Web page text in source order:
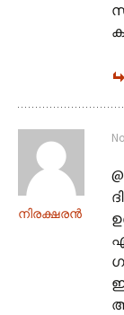
നിരക്ഷരൻ